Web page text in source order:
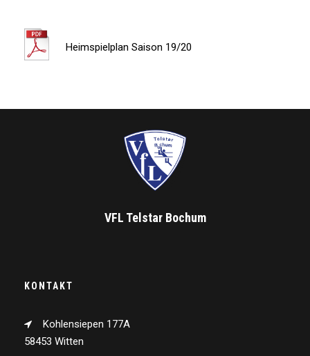
Heimspielplan Saison 19/20
VFL Telstar Bochum
KONTAKT
Kohlensiepen 177A
58453 Witten